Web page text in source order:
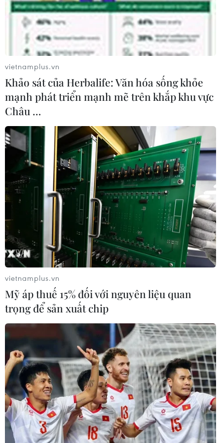
TIN LIÊN QUAN
Doanh nghiệp Việt Nam tham gia Hội chợ
MEGA Show Hong Kong 2023
20/10/2023 14:23
Tham gia hội chợ MEGA Show Hong Kong là kênh hữu
hiệu để các doanh nghiệp Việt Nam giới thiệu, quảng
bá sản phẩm của mình ra thị trường thế giới.
Hơn 120 doanh nghiệp Việt Nam tham gia
vietnamplus.vn
Khảo sát của Herbalife: Văn hóa sống khỏe
mạnh phát triển mạnh mẽ trên khắp khu vực
Châu …
vietnamplus.vn
Mỹ áp thuế 15% đối với nguyên liệu quan
trọng để sản xuất chip